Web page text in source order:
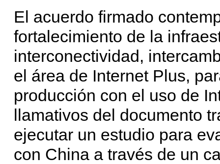
El acuerdo firmado
fortalecimiento de la
interconectividad,
el área de Internet Plus,
producción con el uso de
llamativos del documento
ejecutar un estudio para
con China a través de un